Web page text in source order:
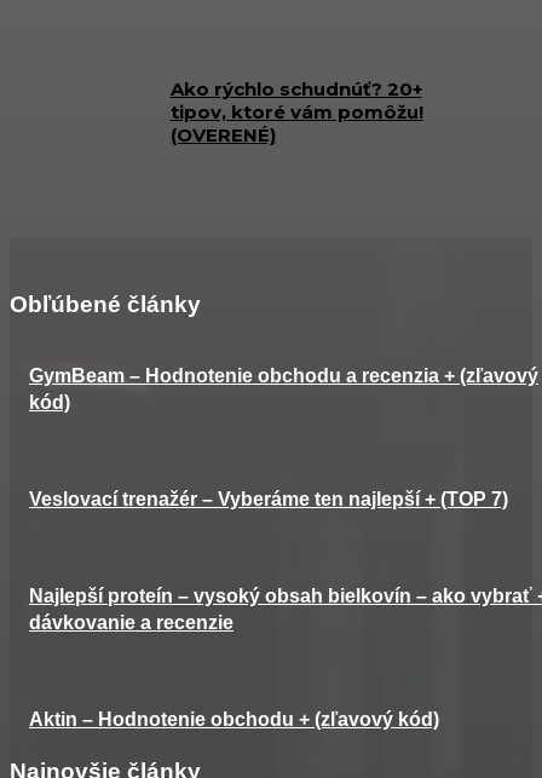
Ako rýchlo schudnúť? 20+
tipov, ktoré vám pomôžu!
(OVERENÉ)
Obľúbené články
GymBeam – Hodnotenie obchodu a recenzia + (zľavový
kód)
Veslovací trenažér – Vyberáme ten najlepší + (TOP 7)
Najlepší proteín – vysoký obsah bielkovín – ako vybrať
dávkovanie a recenzie
Aktin – Hodnotenie obchodu + (zľavový kód)
Najnovšie články